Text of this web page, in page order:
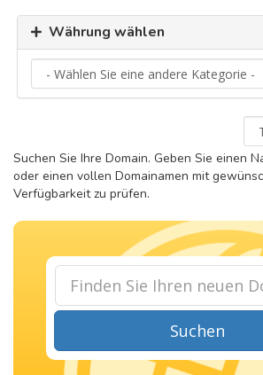
Währung wählen
Suchen Sie Ihre Domain. Geben Sie einen
oder einen vollen Domainamen mit
Verfügbarkeit zu prüfen.
Suchen